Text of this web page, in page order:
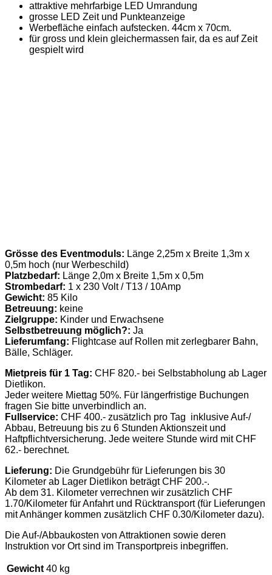
attraktive mehrfarbige LED Umrandung
grosse LED Zeit und Punkteanzeige
Werbefläche einfach aufstecken. 44cm x 70cm.
für gross und klein gleichermassen fair, da es auf Zeit
gespielt wird
Grösse des Eventmoduls: Länge 2,25m x Breite 1,3m x
0,5m hoch (nur Werbeschild)
Platzbedarf: Länge 2,0m x Breite 1,5m x 0,5m
Strombedarf: 1 x 230 Volt / T13 / 10Amp
Gewicht: 85 Kilo
Betreuung: keine
Zielgruppe: Kinder und Erwachsene
Selbstbetreuung möglich?: Ja
Lieferumfang: Flightcase auf Rollen mit zerlegbarer Bahn,
Bälle, Schläger.
Mietpreis für 1 Tag: CHF 820.- bei Selbstabholung ab Lager
Dietlikon.
Jeder weitere Miettag 50%. Für längerfristige Buchungen
fragen Sie bitte unverbindlich an.
Fullservice: CHF 400.- zusätzlich pro Tag inklusive Auf-/
Abbau, Betreuung bis zu 6 Stunden Aktionszeit und
Haftpflichtversicherung. Jede weitere Stunde wird mit CHF
62.- berechnet.
Lieferung: Die Grundgebühr für Lieferungen bis 30
Kilometer ab Lager Dietlikon beträgt CHF 200.-.
Ab dem 31. Kilometer verrechnen wir zusätzlich CHF
1.70/Kilometer für Anfahrt und Rücktransport (für Lieferungen
mit Anhänger kommen zusätzlich CHF 0.30/Kilometer dazu).
Die Auf-/Abbaukosten von Attraktionen sowie deren
Instruktion vor Ort sind im Transportpreis inbegriffen.
Gewicht 40 kg